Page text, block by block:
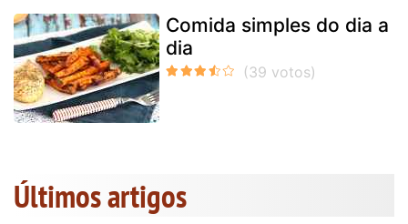
Comida simples do dia a
dia
Últimos artigos